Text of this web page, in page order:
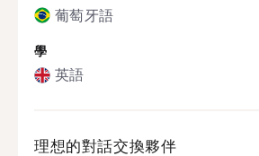
葡萄牙語
學
英語
理想的對話交換夥伴